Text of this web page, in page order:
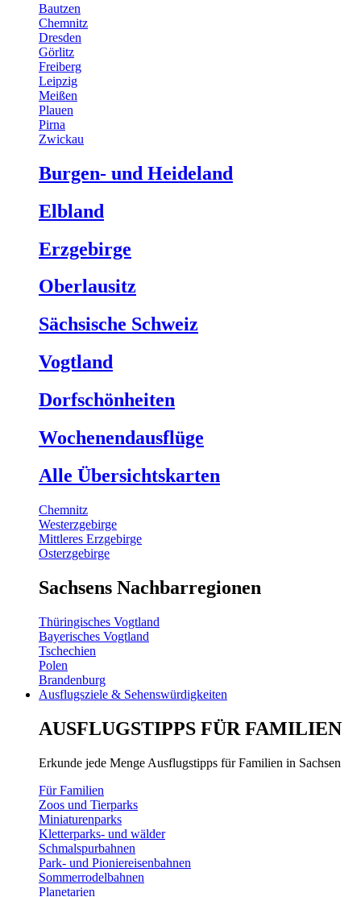
Bautzen
Chemnitz
Dresden
Görlitz
Freiberg
Leipzig
Meißen
Plauen
Pirna
Zwickau
Burgen- und Heideland
Elbland
Erzgebirge
Oberlausitz
Sächsische Schweiz
Vogtland
Dorfschönheiten
Wochenendausflüge
Alle Übersichtskarten
Chemnitz
Westerzgebirge
Mittleres Erzgebirge
Osterzgebirge
Sachsens Nachbarregionen
Thüringisches Vogtland
Bayerisches Vogtland
Tschechien
Polen
Brandenburg
Ausflugsziele & Sehenswürdigkeiten
AUSFLUGSTIPPS FÜR FAMILIEN
Erkunde jede Menge Ausflugstipps für Familien in Sachsen
Für Familien
Zoos und Tierparks
Miniaturenparks
Kletterparks- und wälder
Schmalspurbahnen
Park- und Pioniereisenbahnen
Sommerrodelbahnen
Planetarien